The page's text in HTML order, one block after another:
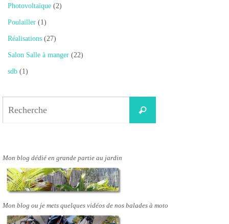
Photovoltaïque (2)
Poulailler (1)
Réalisations (27)
Salon Salle à manger (22)
sdb (1)
Recherche
Mon blog dédié en grande partie au jardin
Mon blog ou je mets quelques vidéos de nos balades à moto